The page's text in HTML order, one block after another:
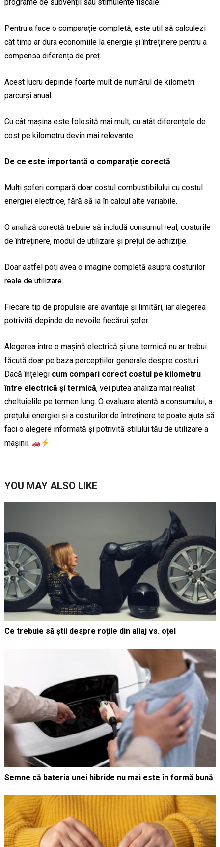
programe de subvenții sau stimulente fiscale.
Pentru a face o comparație completă, este util să calculezi
cât timp ar dura economiile la energie și întreținere pentru a
compensa diferența de preț.
Acest lucru depinde foarte mult de numărul de kilometri
parcurși anual.
Cu cât mașina este folosită mai mult, cu atât diferențele de
cost pe kilometru devin mai relevante.
De ce este importantă o comparație corectă
Mulți șoferi compară doar costul combustibilului cu costul
energiei electrice, fără să ia în calcul alte variabile.
O analiză corectă trebuie să includă consumul real, costurile
de întreținere, modul de utilizare și prețul de achiziție.
Doar astfel poți avea o imagine completă asupra costurilor
reale de utilizare.
Fiecare tip de propulsie are avantaje și limitări, iar alegerea
potrivită depinde de nevoile fiecărui șofer.
Alegerea între o mașină electrică și una termică nu ar trebui
făcută doar pe baza percepțiilor generale despre costuri.
Dacă înțelegi cum compari corect costul pe kilometru
între electrică și termică, vei putea analiza mai realist
cheltuielile pe termen lung. O evaluare atentă a consumului, a
prețului energiei și a costurilor de întreținere te poate ajuta să
faci o alegere informată și potrivită stilului tău de utilizare a
mașinii.
YOU MAY ALSO LIKE
Ce trebuie să știi despre roțile din aliaj vs. oțel
Semne că bateria unei hibride nu mai este în formă bună